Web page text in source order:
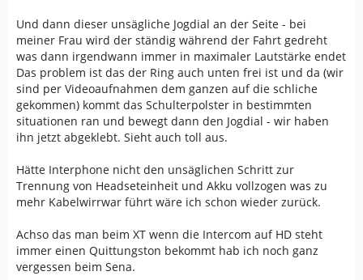
Und dann dieser unsägliche Jogdial an der Seite - bei
meiner Frau wird der ständig während der Fahrt gedreht
was dann irgendwann immer in maximaler Lautstärke endet
Das problem ist das der Ring auch unten frei ist und da (wir
sind per Videoaufnahmen dem ganzen auf die schliche
gekommen) kommt das Schulterpolster in bestimmten
situationen ran und bewegt dann den Jogdial - wir haben
ihn jetzt abgeklebt. Sieht auch toll aus.
Hätte Interphone nicht den unsäglichen Schritt zur
Trennung von Headseteinheit und Akku vollzogen was zu
mehr Kabelwirrwar führt wäre ich schon wieder zurück.
Achso das man beim XT wenn die Intercom auf HD steht
immer einen Quittungston bekommt hab ich noch ganz
vergessen beim Sena.